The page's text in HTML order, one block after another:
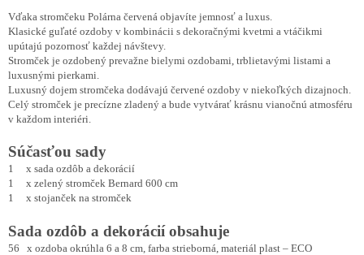
Vďaka stromčeku Polárna červená objavíte jemnosť a luxus.
Klasické guľaté ozdoby v kombinácii s dekoračnými kvetmi a vtáčikmi
upútajú pozornosť každej návštevy.
Stromček je ozdobený prevažne bielymi ozdobami, trblietavými listami a
luxusnými pierkami.
Luxusný dojem stromčeka dodávajú červené ozdoby v niekoľkých dizajnoch.
Celý stromček je precízne zladený a bude vytvárať krásnu vianočnú atmosféru
v každom interiéri.
Súčasťou sady
1 x sada ozdôb a dekorácií
1 x zelený stromček Bernard 600 cm
1 x stojanček na stromček
Sada ozdôb a dekorácií obsahuje
56 x ozdoba okrúhla 6 a 8 cm, farba strieborná, materiál plast – ECO